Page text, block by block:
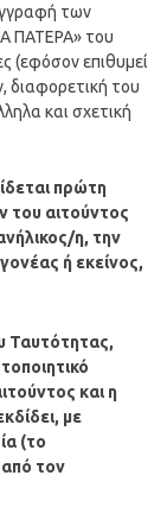
των
ΠΑΤΕΡΑ» του
(εφόσον επιθυμεί
διαφορετική του
και σχετική
πρώτη
του αιτούντος
η, την
ή εκείνος,
Ταυτότητας,
και η
με
(το
από τον